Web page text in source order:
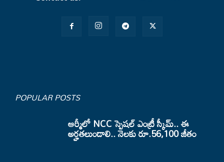
POPULAR POSTS
ఆర్మీలో NCC స్పెషల్ ఎంట్రీ స్కీమ్.. ఈ
అర్హతలుండాలి.. నెలకు రూ.56,100 జీతం